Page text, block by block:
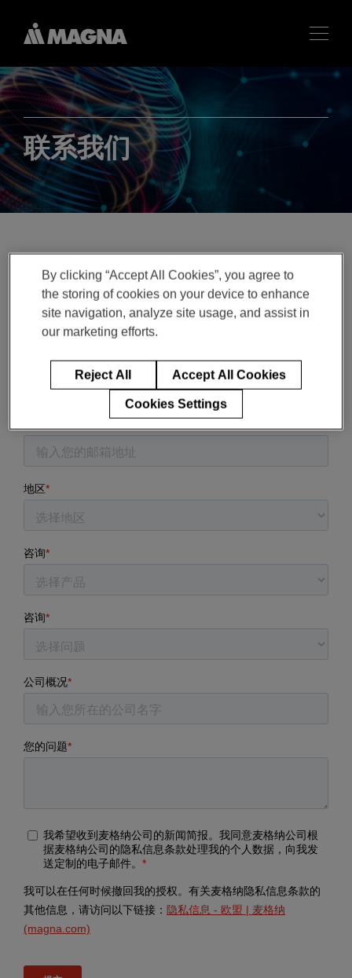
Enter
search
terms
联系我们
By clicking “Accept All Cookies”, you agree to
the storing of cookies on your device to enhance
site navigation, analyze site usage, and assist in
our marketing efforts.
Reject All Accept All Cookies
Cookies Settings